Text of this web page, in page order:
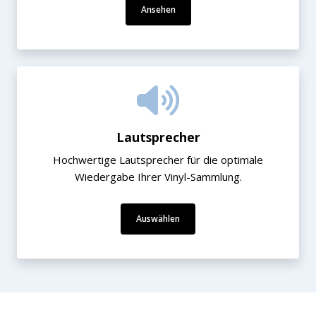
Ansehen
Lautsprecher
Hochwertige Lautsprecher für die optimale
Wiedergabe Ihrer Vinyl-Sammlung.
Auswählen